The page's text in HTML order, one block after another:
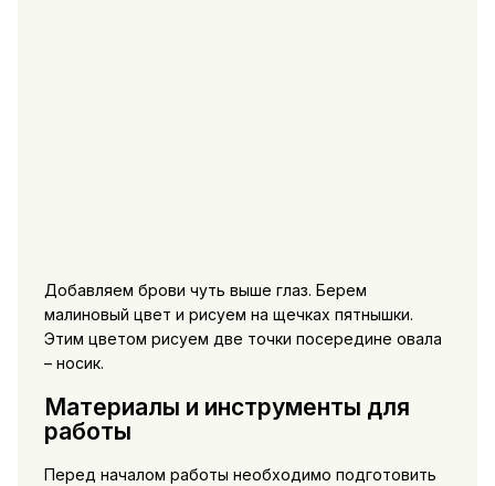
Добавляем брови чуть выше глаз. Берем
малиновый цвет и рисуем на щечках пятнышки.
Этим цветом рисуем две точки посередине овала
– носик.
Материалы и инструменты для
работы
Перед началом работы необходимо подготовить